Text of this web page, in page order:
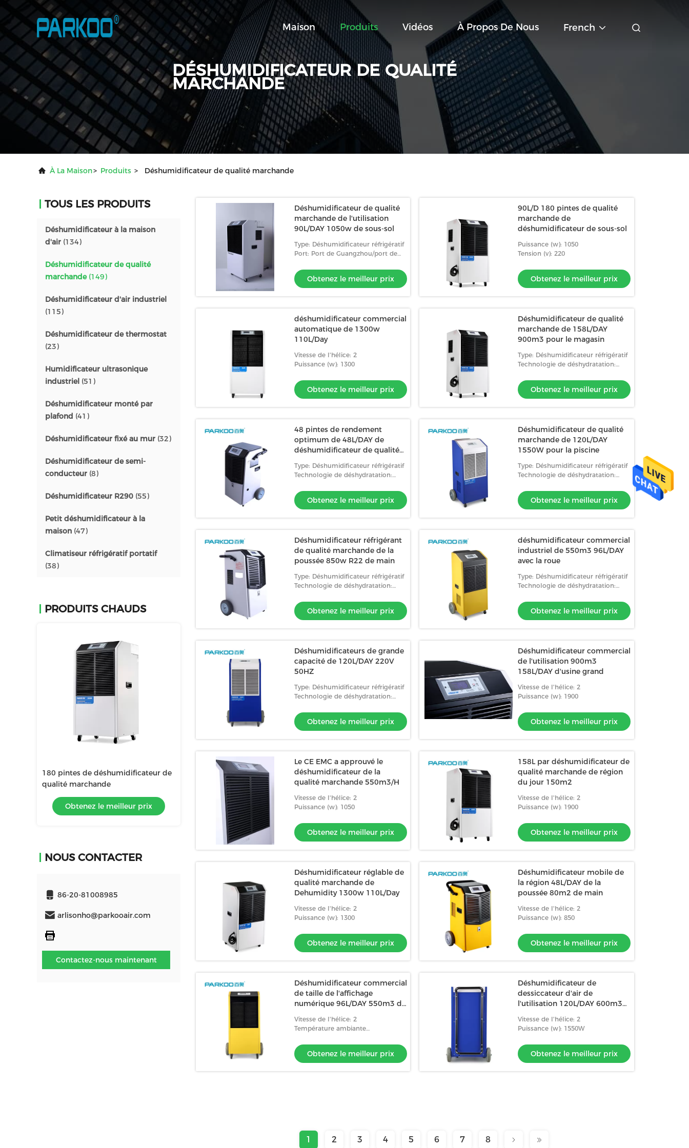
Maison Produits Vidéos À Propos De Nous French
DÉSHUMIDIFICATEUR DE QUALITÉ
MARCHANDE
À La Maison> Produits > Déshumidificateur de qualité marchande
TOUS LES PRODUITS
Déshumidificateur à la maison
d'air (134)
Déshumidificateur de qualité
marchande(149)
Déshumidificateur d'air industriel
(115)
Déshumidificateur de thermostat
(23)
Humidificateur ultrasonique
industriel (51)
Déshumidificateur monté par
plafond (41)
Déshumidificateur fixé au mur (32)
Déshumidificateur de semi-
conducteur (8)
Déshumidificateur R290 (55)
Petit déshumidificateur à la
maison (47)
Climatiseur réfrigératif portatif
(38)
PRODUITS CHAUDS
déshumidificateur 1630W portatif
commercial
Obtenez le meilleur prix
180 pintes de déshumidificateur de
qualité marchande
Obtenez le meilleur prix
déshumidificateur 1630W portatif
commercial
Obtenez le meilleur prix
NOUS CONTACTER
86-20-81008985
arlisonho@parkooair.com
Contactez-nous maintenant
Déshumidificateur de qualité
marchande de l'utilisation
90L/DAY 1050w de sous-sol
Type: Déshumidificateur réfrigératif
Port: Port de Guangzhou/port de
Obtenez le meilleur prix
90L/D 180 pintes de qualité
marchande de
déshumidificateur de sous-sol
Puissance (w): 1050
Tension (v): 220
Obtenez le meilleur prix
déshumidificateur commercial
automatique de 1300w
110L/Day
Vitesse de l'hélice: 2
Puissance (w): 1300
Obtenez le meilleur prix
Déshumidificateur de qualité
marchande de 158L/DAY
900m3 pour le magasin
Type: Déshumidificateur réfrigératif
Technologie de déshydratation:
Obtenez le meilleur prix
48 pintes de rendement
optimum de 48L/DAY de
déshumidificateur de qualité
Type: Déshumidificateur réfrigératif
Technologie de déshydratation:
Obtenez le meilleur prix
Déshumidificateur de qualité
marchande de 120L/DAY
1550W pour la piscine
Type: Déshumidificateur réfrigératif
Technologie de déshydratation:
Obtenez le meilleur prix
Déshumidificateur réfrigérant
de qualité marchande de la
poussée 850w R22 de main
Type: Déshumidificateur réfrigératif
Technologie de déshydratation:
Obtenez le meilleur prix
déshumidificateur commercial
industriel de 550m3 96L/DAY
avec la roue
Type: Déshumidificateur réfrigératif
Technologie de déshydratation:
Obtenez le meilleur prix
Déshumidificateurs de grande
capacité de 120L/DAY 220V
50HZ
Type: Déshumidificateur réfrigératif
Technologie de déshydratation:
Obtenez le meilleur prix
Déshumidificateur commercial
de l'utilisation 900m3
158L/DAY d'usine grand
Vitesse de l'hélice: 2
Puissance (w): 1900
Obtenez le meilleur prix
Le CE EMC a approuvé le
déshumidificateur de la
qualité marchande 550m3/H
Vitesse de l'hélice: 2
Puissance (w): 1050
Obtenez le meilleur prix
158L par déshumidificateur de
qualité marchande de région
du jour 150m2
Vitesse de l'hélice: 2
Puissance (w): 1900
Obtenez le meilleur prix
Déshumidificateur réglable de
qualité marchande de
Dehumidity 1300w 110L/Day
Vitesse de l'hélice: 2
Puissance (w): 1300
Obtenez le meilleur prix
Déshumidificateur mobile de
la région 48L/DAY de la
poussée 80m2 de main
Vitesse de l'hélice: 2
Puissance (w): 850
Obtenez le meilleur prix
Déshumidificateur commercial
de taille de l'affichage
numérique 96L/DAY 550m3 de
Vitesse de l'hélice: 2
Température ambiante
Obtenez le meilleur prix
Déshumidificateur de
dessiccateur d'air de
l'utilisation 120L/DAY 600m3
Vitesse de l'hélice: 2
Puissance (w): 1550W
Obtenez le meilleur prix
1 2 3 4 5 6 7 8